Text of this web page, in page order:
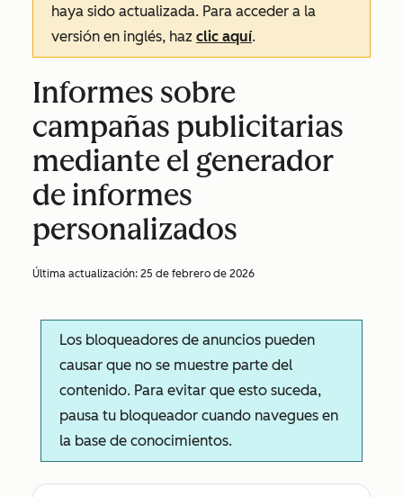
haya sido actualizada. Para acceder a la
versión en inglés, haz clic aquí.
Informes sobre
campañas publicitarias
mediante el generador
de informes
personalizados
Última actualización: 25 de febrero de 2026
Los bloqueadores de anuncios pueden
causar que no se muestre parte del
contenido. Para evitar que esto suceda,
pausa tu bloqueador cuando navegues en
la base de conocimientos.